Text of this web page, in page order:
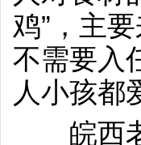
鸡”，主
不需要入
人小孩都
皖西老